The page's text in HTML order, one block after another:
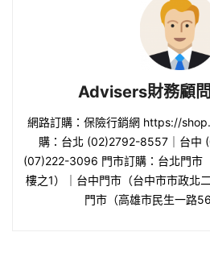
Advisers財務顧
網路訂購：保險行銷網 https://
購：台北 (02)2792-8557｜台中
(07)222-3096 門市訂購：台北門市
樓之1）｜台中門市（台中市市政北
門市（高雄市民生一路